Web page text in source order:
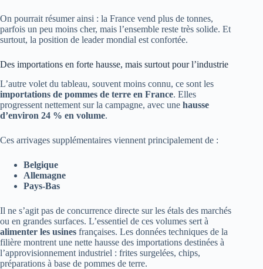
On pourrait résumer ainsi : la France vend plus de tonnes,
parfois un peu moins cher, mais l’ensemble reste très solide. Et
surtout, la position de leader mondial est confortée.
Des importations en forte hausse, mais surtout pour l’industrie
L’autre volet du tableau, souvent moins connu, ce sont les
importations de pommes de terre en France. Elles
progressent nettement sur la campagne, avec une hausse
d’environ 24 % en volume.
Ces arrivages supplémentaires viennent principalement de :
Belgique
Allemagne
Pays-Bas
Il ne s’agit pas de concurrence directe sur les étals des marchés
ou en grandes surfaces. L’essentiel de ces volumes sert à
alimenter les usines françaises. Les données techniques de la
filière montrent une nette hausse des importations destinées à
l’approvisionnement industriel : frites surgelées, chips,
préparations à base de pommes de terre.